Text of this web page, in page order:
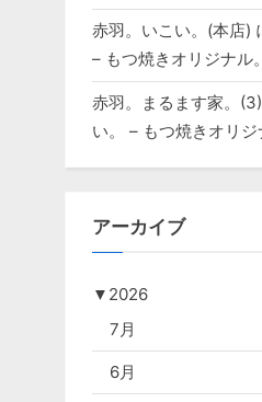
赤羽。いこい。(本店)
– もつ焼きオリジナル。
赤羽。まるます家。(3)
い。 – もつ焼きオリジ
アーカイブ
▼ 2026
7月
6月